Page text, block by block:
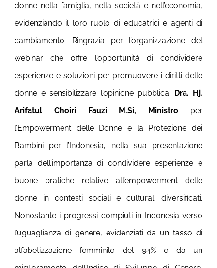
donne nella famiglia, nella società e nell’economia,
evidenziando il loro ruolo di educatrici e agenti di
cambiamento. Ringrazia per l’organizzazione del
webinar che offre l’opportunità di condividere
esperienze e soluzioni per promuovere i diritti delle
donne e sensibilizzare l’opinione pubblica. Dra. Hj.
Arifatul Choiri Fauzi M.Si, Ministro per
l’Empowerment delle Donne e la Protezione dei
Bambini per l’Indonesia, nella sua presentazione
parla dell’importanza di condividere esperienze e
buone pratiche relative all’empowerment delle
donne in contesti sociali e culturali diversificati.
Nonostante i progressi compiuti in Indonesia verso
l’uguaglianza di genere, evidenziati da un tasso di
alfabetizzazione femminile del 94% e da un